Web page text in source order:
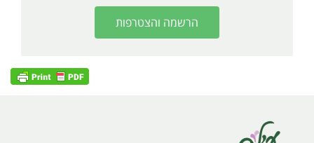
הרשמה והצטרפות